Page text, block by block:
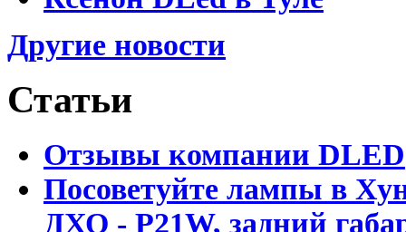
Другие новости
Статьи
Отзывы компании DLED
Посоветуйте лампы в
ДХО - P21W, задний